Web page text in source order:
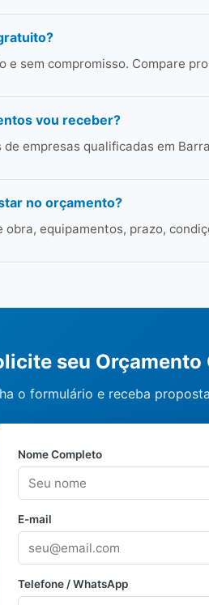
e sem compromisso. Compare
vou receber?
empresas qualificadas em
no orçamento?
obra, equipamentos, prazo,
seu Orçamento
o formulário e receba
Nome Completo
E-mail
Telefone / WhatsApp